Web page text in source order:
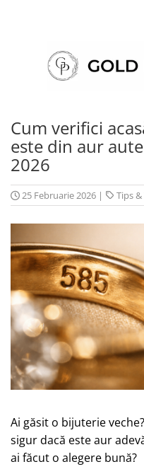
Cum verifici
este din aur
2026
25 Februarie 2026 | Tips
Ai găsit o bijuterie
sigur dacă este aur
ai făcut o alegere bună?